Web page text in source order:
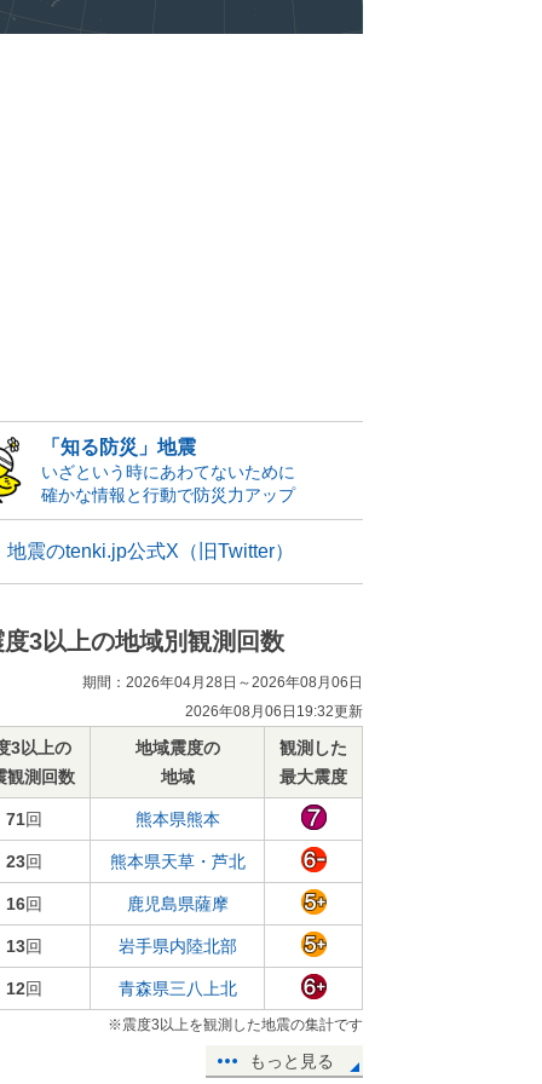
「知る防災」地震
いざという時にあわてないために
確かな情報と行動で防災力アップ
地震のtenki.jp公式X（旧Twitter）
度3以上の地域別観測回数
期間：2026年04月28日～2026年08月06日
2026年08月06日19:32更新
3以上の
観測回数
地域震度の
地域
観測した
最大震度
71回 熊本県熊本
23回 熊本県天草・芦北
16回 鹿児島県薩摩
13回 岩手県内陸北部
12回 青森県三八上北
※震度3以上を観測した地震の集計です
もっと見る